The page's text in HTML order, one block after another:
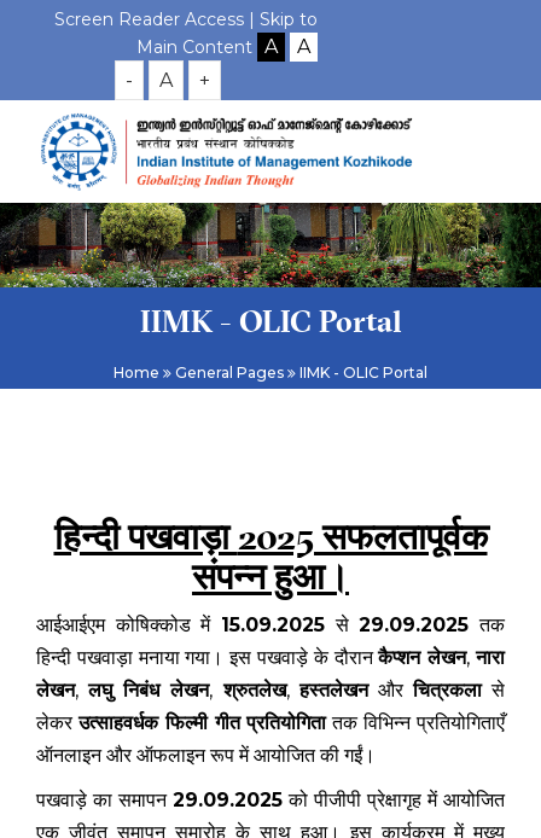
Screen Reader Access | Skip to
Main Content
- A +
IIMK - OLIC Portal
Home General Pages IIMK - OLIC Portal
हिन्दी पखवाड़ा2025 सफलतापूर्वक
संपन्न हुआ।
आईआईएम कोषिक्कोड में 15.09.2025 से29.09.2025 तक
हिन्दी पखवाड़ा मनाया गया। इस पखवाड़े के दौरानकैप्शन लेखन,नारा
लेखन,लघु निबंध लेखन,श्रुतलेख,हस्तलेखनऔरचित्रकलासे
लेकरउत्साहवर्धकफिल्मी गीत प्रतियोगितातक विभिन्न प्रतियोगिताएँ
ऑनलाइन और ऑफलाइन रूप में आयोजित की गईं।
पखवाड़े का समापन 29.09.2025 को पीजीपी प्रेक्षागृह में आयोजित
एक जीवंत समापन समारोह के साथ हुआ। इस कार्यक्रम में मुख्य